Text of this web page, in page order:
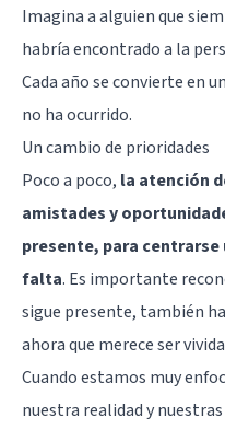
Imagina a alguien que
habría encontrado a la
Cada año se convierte en
no ha ocurrido.
Un cambio de prioridades
Poco a poco, la atención
amistades y
presente, para
falta. Es importante
sigue presente, también
ahora que merece ser
Cuando estamos muy
nuestra realidad y